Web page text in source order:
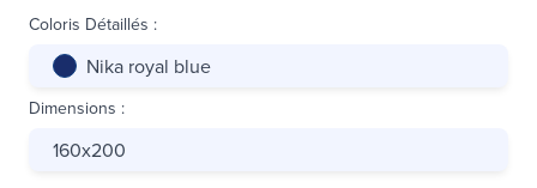
Coloris Détaillés :
Nika royal blue
Dimensions :
160x200